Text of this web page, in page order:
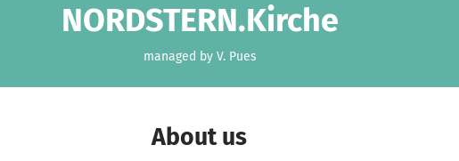
NORDSTERN.Kirche
managed by V. Pues
About us